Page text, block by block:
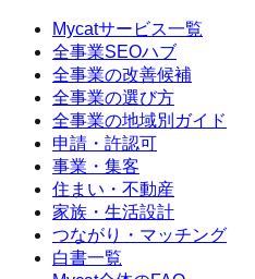
Mycatサービス一覧
全事業SEOハブ
全事業の改善候補
全事業の選び方
全事業の地域別ガイド
申請・許認可
事業・集客
住まい・不動産
家族・生活設計
つながり・マッチング
白書一覧